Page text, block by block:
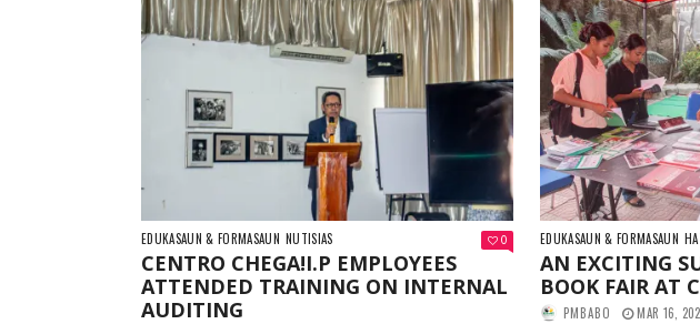
EDUKASAUN & FORMASAUN NUTISIAS 0
CENTRO CHEGA!I.P EMPLOYEES
ATTENDED TRAINING ON INTERNAL
AUDITING
EDUKASAUN & FORMASAUN
AN EXCITING
BOOK FAIR AT
PMBABO MAR 16,